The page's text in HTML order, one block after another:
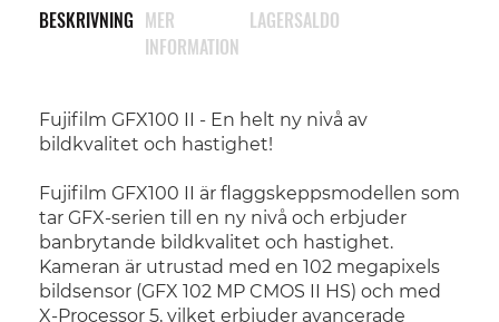
BESKRIVNING
Fujifilm GFX100 II - En helt ny nivå av
bildkvalitet och hastighet!
Fujifilm GFX100 II är flaggskeppsmodellen som
tar GFX-serien till en ny nivå och erbjuder
banbrytande bildkvalitet och hastighet.
Kameran är utrustad med en 102 megapixels
bildsensor (GFX 102 MP CMOS II HS) och med
X-Processor 5, vilket erbjuder avancerade
MER
INFORMATION
LAGERSALDO